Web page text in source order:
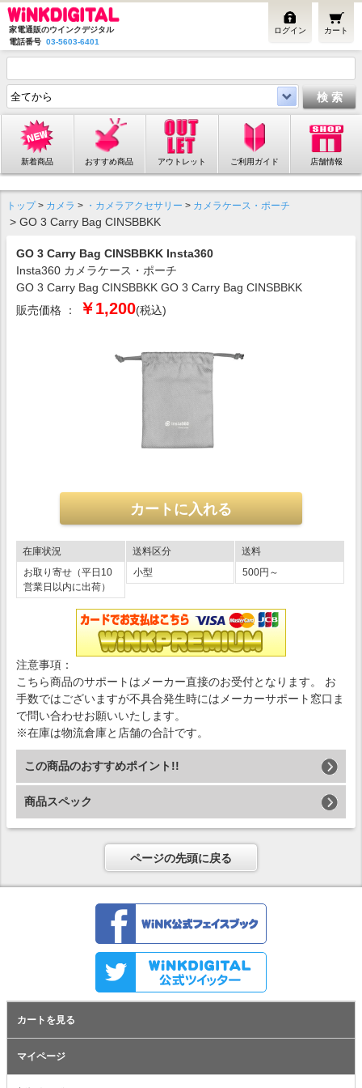
家電通販のウインクデジタル
電話番号 03-5603-6401
カート
ログイン
新着商品 おすすめ商品 アウトレット ご利用ガイド 店舗情報
トップ> カメラ > ・カメラアクセサリー > カメラケース・ポーチ
> GO 3 Carry Bag CINSBBKK
GO 3 Carry Bag CINSBBKK Insta360
Insta360 カメラケース・ポーチ
GO 3 Carry Bag CINSBBKK GO 3 Carry Bag CINSBBKK
販売価格 ：
￥1,200(税込)
在庫状況
お取り寄せ（平日10
営業日以内に出荷）
送料区分
小型
送料
500円～
注意事項：
こちら商品のサポートはメーカー直接のお受付となります。 お
手数ではございますが不具合発生時にはメーカーサポート窓口ま
で問い合わせお願いいたします。
※在庫は物流倉庫と店舗の合計です。
この商品のおすすめポイント!!
商品スペック
ページの先頭に戻る
カートを見る
マイページ